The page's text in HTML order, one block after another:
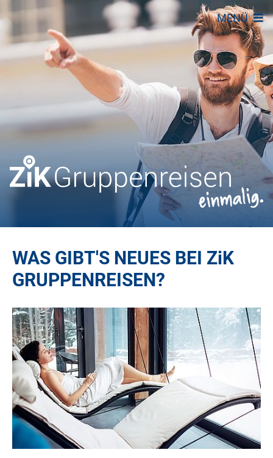
MENÜ
WAS GIBT'S NEUES BEI ZiK
GRUPPENREISEN?